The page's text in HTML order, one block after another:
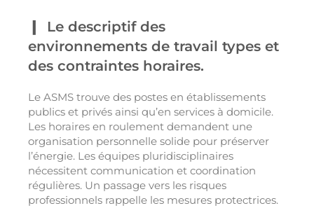
Le descriptif des
environnements de travail types et
des contraintes horaires.
Le ASMS trouve des postes en établissements
publics et privés ainsi qu’en services à domicile.
Les horaires en roulement demandent une
organisation personnelle solide pour préserver
l’énergie. Les équipes pluridisciplinaires
nécessitent communication et coordination
régulières. Un passage vers les risques
professionnels rappelle les mesures protectrices.